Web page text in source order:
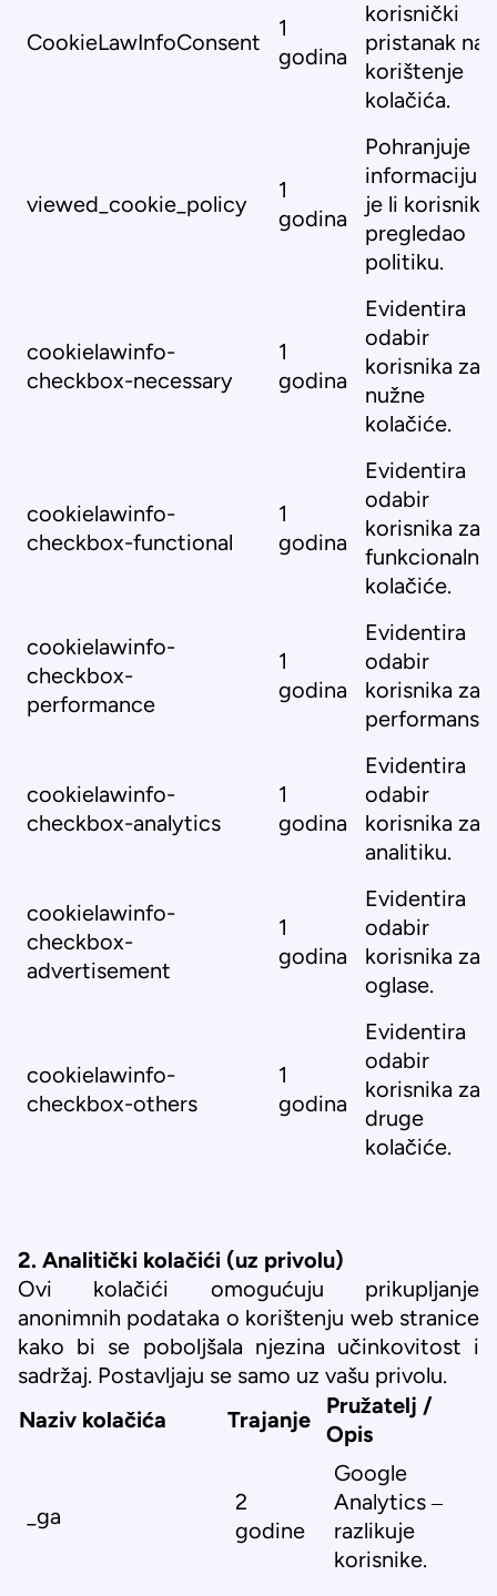
CookieLawInfoConsent
1
godina
korisnički
pristanak na
korištenje
kolačića.
viewed_cookie_policy
1
godina
Pohranjuje
informaciju
je li korisnik
pregledao
politiku.
cookielawinfo-
checkbox-necessary
1
godina
Evidentira
odabir
korisnika za
nužne
kolačiće.
cookielawinfo-
checkbox-functional
1
godina
Evidentira
odabir
korisnika za
funkcionalne
kolačiće.
cookielawinfo-
checkbox-
performance
1
godina
Evidentira
odabir
korisnika za
performanse.
cookielawinfo-
checkbox-analytics
1
godina
Evidentira
odabir
korisnika za
analitiku.
cookielawinfo-
checkbox-
advertisement
1
godina
Evidentira
odabir
korisnika za
oglase.
cookielawinfo-
checkbox-others
1
godina
Evidentira
odabir
korisnika za
druge
kolačiće.
2. Analitički kolačići (uz privolu)
Ovi kolačići omogućuju prikupljanje
anonimnih podataka o korištenju web stranice
kako bi se poboljšala njezina učinkovitost i
sadržaj. Postavljaju se samo uz vašu privolu.
Naziv kolačića
Trajanje
Pružatelj /
Opis
_ga
2
godine
Google
Analytics –
razlikuje
korisnike.